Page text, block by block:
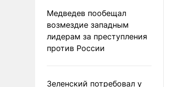
Медведев пообещал
возмездие западным
лидерам за преступления
против России
Зеленский потребовал у